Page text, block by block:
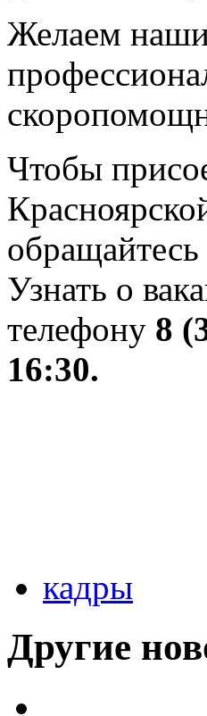
Желаем
Чтобы
Узнать о
телефону 8
16:30.
кадры
Другие